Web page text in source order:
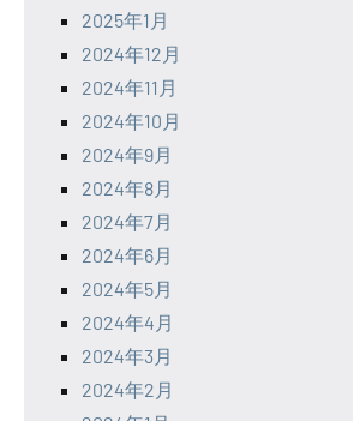
2025年1月
2024年12月
2024年11月
2024年10月
2024年9月
2024年8月
2024年7月
2024年6月
2024年5月
2024年4月
2024年3月
2024年2月